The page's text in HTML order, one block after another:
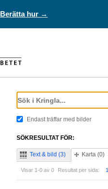
Berätta hur →
Endast träffar med bilder
SÖKRESULTAT FÖR:
Text & bild (3) Karta (0)
Visar 1-0 av 0 Resultat per sida: